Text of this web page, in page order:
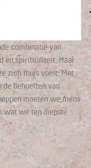
combinatie van
en spiritualiteit. Haar
zich thuis voelt. Met
behoeften van
moeten we mens
wat we ten diepste